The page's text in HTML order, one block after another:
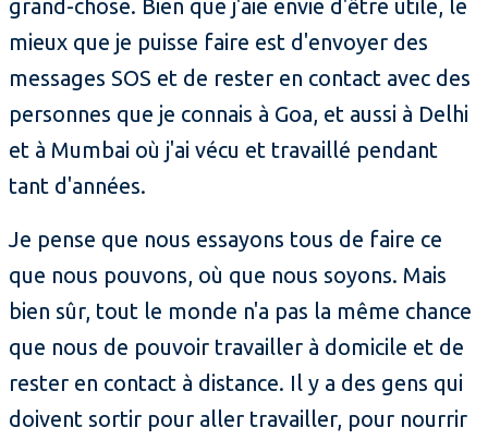
grand-chose. Bien que j'aie envie d'être utile, le
mieux que je puisse faire est d'envoyer des
messages SOS et de rester en contact avec des
personnes que je connais à Goa, et aussi à Delhi
et à Mumbai où j'ai vécu et travaillé pendant
tant d'années.
Je pense que nous essayons tous de faire ce
que nous pouvons, où que nous soyons. Mais
bien sûr, tout le monde n'a pas la même chance
que nous de pouvoir travailler à domicile et de
rester en contact à distance. Il y a des gens qui
doivent sortir pour aller travailler, pour nourrir